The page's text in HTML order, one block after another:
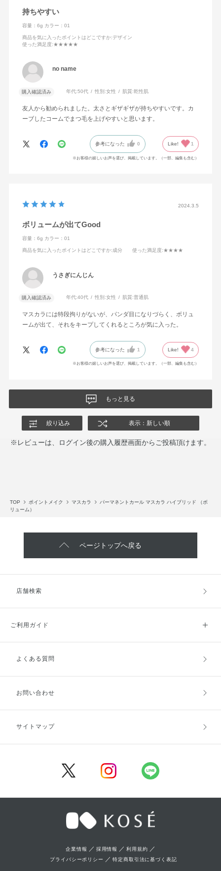
持ちやすい
容量：6g カラー：01
商品を気に入ったポイントはどこですか:デザイン
使った満足度:★★★★★
no name
購入確認済み 年代:50代 性別:女性 肌質:乾性肌
友人から勧められました。太さとギザギザが持ちやすいです。カ
ーブしたコームでまつ毛を上げやすいと思います。
参考になった 0 Like! 1
※お客様の嬉しいお声を選び、掲載しています。（一部、編集も含む）
2024.3.5
ボリュームが出てGood
容量：6g カラー：01
商品を気に入ったポイントはどこですか:成分 使った満足度:★★★★
うさぎにんじん
購入確認済み 年代:40代 性別:女性 肌質:普通肌
マスカラには特段拘りがないが、パンダ目になりづらく、ボリュ
ームが出て、それをキープしてくれるところが気に入った。
参考になった 1 Like! 4
※お客様の嬉しいお声を選び、掲載しています。（一部、編集も含む）
もっと見る
絞り込み 表示：新しい順
※レビューは、ログイン後の購入履歴画面からご投稿頂けます。
TOP ポイントメイク マスカラ
パーマネントカール マスカラ ハイブリッド （ボ
リューム）
ページトップへ戻る
店舗検索
ご利用ガイド
ご利用ガイドトップ
お支払方法
キャンセル・返品・交換
よくある質問
お問い合わせ
サイトマップ
企業情報 ／ 採用情報 ／利用規約 ／
プライバシーポリシー ／特定商取引法に基づく表記